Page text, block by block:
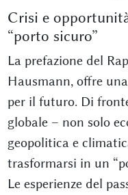
Crisi e
“porto sicuro”
La prefazione del
Hausmann, offre
per il futuro. Di
globale – non solo
geopolitica e
trasformarsi in un
Le esperienze del